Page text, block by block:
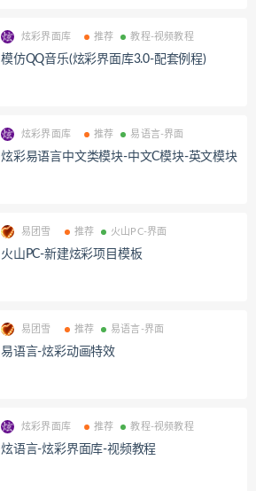
炫彩界面库 推荐 教程-视频教程
模仿QQ音乐(炫彩界面库3.0-配套例程)
炫彩界面库 推荐 易语言-界面
炫彩易语言中文类模块-中文C模块-英文模块
易团雪 推荐 火山PC-界面
火山PC-新建炫彩项目模板
易团雪 推荐 易语言-界面
易语言-炫彩动画特效
炫彩界面库 推荐 教程-视频教程
炫语言-炫彩界面库-视频教程